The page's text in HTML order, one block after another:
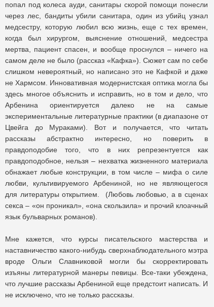
попал под колеса ауди, санитары скорой помощи понесли
через лес, бандиты убили санитара, один из убийц узнал
медсестру, которую любил всю жизнь, еще с тех времен,
когда был хирургом, выяснение отношений, медсестра
мертва, пациент спасен, и вообще проснулся ‒ ничего на
самом деле не было (рассказ «Кафка»). Сюжет сам по себе
слишком невероятный, но написано это не Кафкой и даже
не Хармсом. Инновативная модернистская оптика могла бы
здесь многое объяснить и исправить, но в том и дело, что
Арбенина ориентируется далеко не на самые
экспериментальные литературные практики (в диапазоне от
Цвейга до Мураками). Вот и получается, что читать
рассказы абстрактно интересно, но поверить в
правдоподобие того, что в них репрезентуется как
правдоподобное, нельзя ‒ нехватка жизненного материала
обнажает любые конструкции, в том числе ‒ мифа о силе
любви, культивируемого Арбениной, но не являющегося
для литературы открытием. (Любовь любовью, а в сценах
секса ‒ «он проникал», «она скользила» и прочий клоачный
язык бульварных романов).
Мне кажется, что курсы писательского мастерства и
наставничество какого-нибудь сверхнаблюдательного мэтра
вроде Ольги Славниковой могли бы скорректировать
изъяны литературной манеры певицы. Все-таки убеждена,
что лучшие рассказы Арбениной еще предстоит написать. И
не исключено, что не только рассказы.